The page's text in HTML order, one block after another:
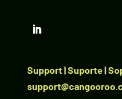
Support | Suporte |